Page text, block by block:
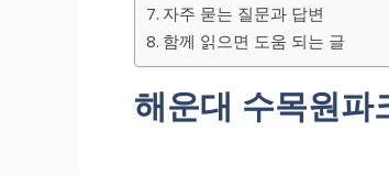
자주 묻는 질문과 답변
함께 읽으면 도움 되는 글
해운대 수목원파